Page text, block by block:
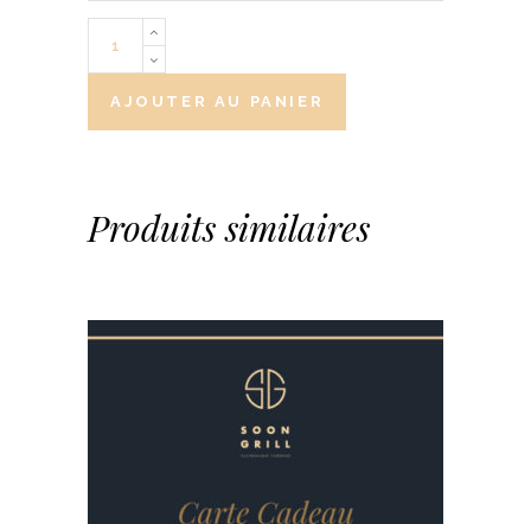
Quantity
AJOUTER AU PANIER
Produits similaires